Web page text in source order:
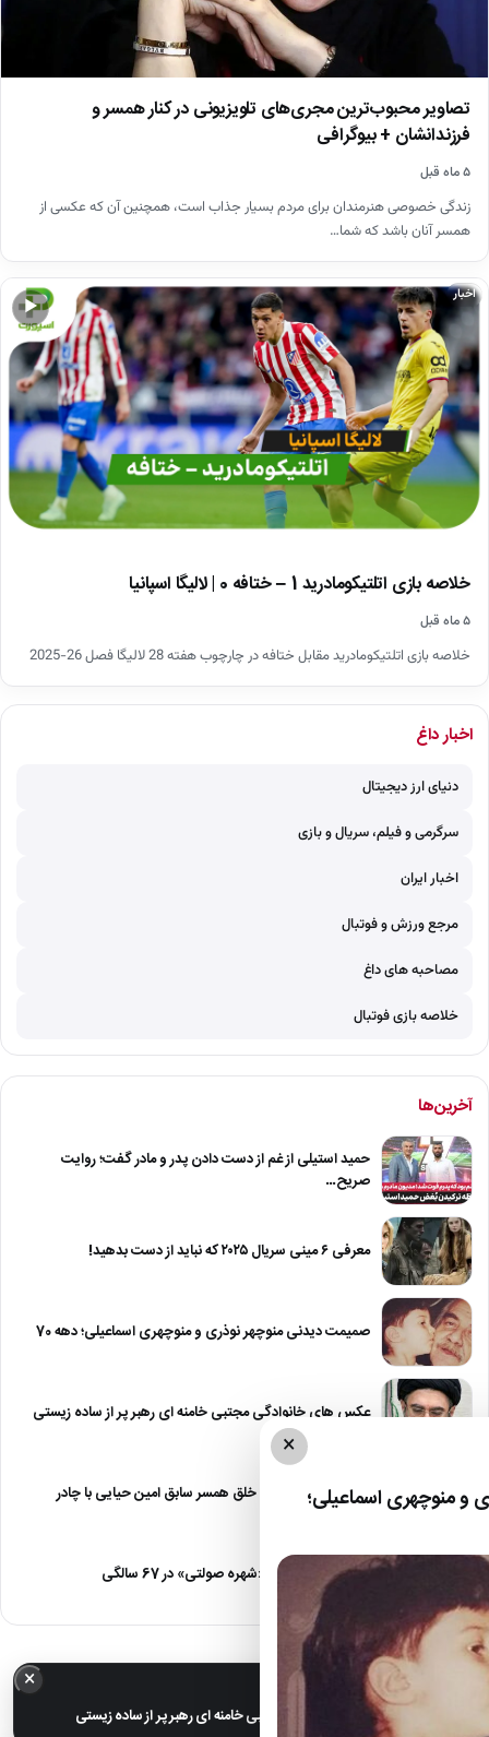
تصاویر محبوب‌ترین مجری‌های تلویزیونی در کنار همسر و
فرزندانشان + بیوگرافی
۵ ماه قبل
زندگی خصوصی هنرمندان برای مردم بسیار جذاب است، همچنین آن که عکسی از
همسر آنان باشد که شما…
▶
اخبار
خلاصه بازی اتلتیکومادرید 1 – ختافه 0 | لالیگا اسپانیا
۵ ماه قبل
خلاصه بازی اتلتیکومادرید مقابل ختافه در چارچوب هفته 28 لالیگا فصل 26-2025
اخبار داغ
دنیای ارز دیجیتال
سرگرمی و فیلم، سریال و بازی
اخبار ایران
مرجع ورزش و فوتبال
مصاحبه های داغ
خلاصه بازی فوتبال
آخرین‌ها
حمید استیلی از غم از دست دادن پدر و مادر گفت؛ روایت
صریح…
معرفی ۶ مینی سریال ۲۰۲۵ که نباید از دست بدهید!
صمیمت دیدنی منوچهر نوذری و منوچهری اسماعیلی؛ دهه 70
عکس های خانوادگی مجتبی خامنه ای رهبر پر از ساده زیستی
عکس| نیلوفر خوش خلق همسر سابق امین حیایی با چادر
عکس| تغییر چهره «شهره صولتی» در 67 سالگی
×
منوچهری اسماعیلی؛
× خبر مهم
عکس های خانوادگی مجتبی خامنه ای رهبر پر از ساده زیستی